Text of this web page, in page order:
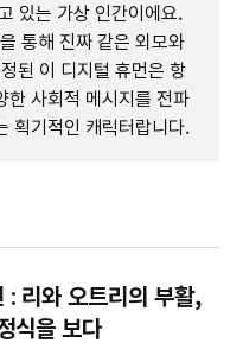
있는 가상 인간이에요.
통해 진짜 같은 외모와
된 이 디지털 휴먼은 항
한 사회적 메시지를 전파
획기적인 캐릭터랍니다.
: 리와 오트리의 부활,
식을 보다